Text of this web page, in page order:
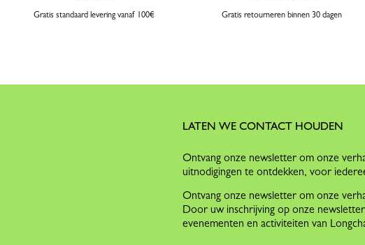
Gratis standaard levering vanaf 100€ Gratis retourneren binnen 30 dagen
LATEN WE CONTACT HOUDEN
Ontvang onze newsletter om onze
uitnodigingen te ontdekken, voor
Ontvang onze newsletter om onze
Door uw inschrijving op onze
evenementen en activiteiten van